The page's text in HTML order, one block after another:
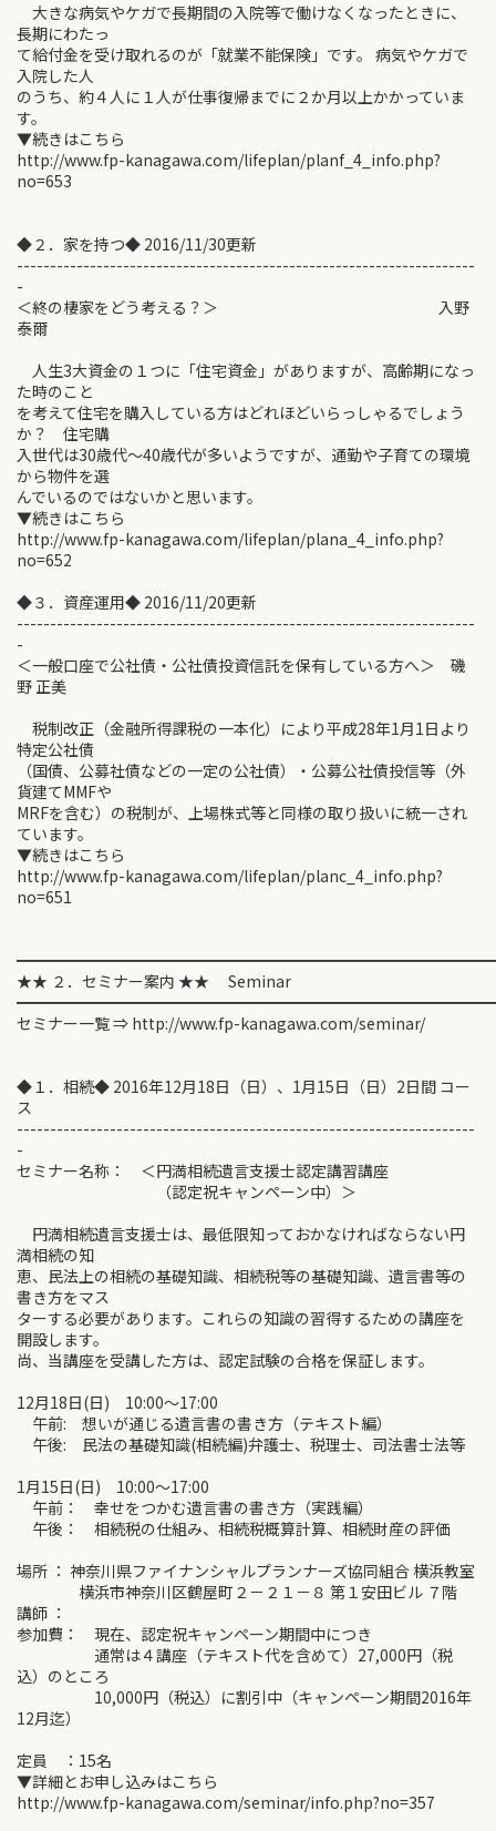
大きな病気やケガで長期間の入院等で働けなくなったときに、
長期にわたっ
て給付金を受け取れるのが「就業不能保険」です。 病気やケガで
入院した人
のうち、約４人に１人が仕事復帰までに２か月以上かかっていま
す。
▼続きはこちら
http://www.fp-kanagawa.com/lifeplan/planf_4_info.php?
no=653
◆２．家を持つ◆ 2016/11/30更新
---------------------------------------------------------------------
-
＜終の棲家をどう考える？＞ 入野
泰爾
人生3大資金の１つに「住宅資金」がありますが、高齢期になっ
た時のこと
を考えて住宅を購入している方はどれほどいらっしゃるでしょう
か？ 住宅購
入世代は30歳代～40歳代が多いようですが、通勤や子育ての環境
から物件を選
んでいるのではないかと思います。
▼続きはこちら
http://www.fp-kanagawa.com/lifeplan/plana_4_info.php?
no=652
◆３．資産運用◆ 2016/11/20更新
---------------------------------------------------------------------
-
＜一般口座で公社債・公社債投資信託を保有している方へ＞ 磯
野 正美
税制改正（金融所得課税の一本化）により平成28年1月1日より
特定公社債
（国債、公募社債などの一定の公社債）・公募公社債投信等（外
貨建てMMFや
MRFを含む）の税制が、上場株式等と同様の取り扱いに統一され
ています。
▼続きはこちら
http://www.fp-kanagawa.com/lifeplan/planc_4_info.php?
no=651
★★ ２．セミナー案内 ★★ Seminar
セミナー一覧 ⇒ http://www.fp-kanagawa.com/seminar/
◆１．相続◆ 2016年12月18日（日）、1月15日（日）2日間 コー
ス
---------------------------------------------------------------------
-
セミナー名称： ＜円満相続遺言支援士認定講習講座
（認定祝キャンペーン中）＞
円満相続遺言支援士は、最低限知っておかなければならない円
満相続の知
恵、民法上の相続の基礎知識、相続税等の基礎知識、遺言書等の
書き方をマス
ターする必要があります。これらの知識の習得するための講座を
開設します。
尚、当講座を受講した方は、認定試験の合格を保証します。
12月18日(日) 10:00～17:00
午前: 想いが通じる遺言書の書き方（テキスト編）
午後: 民法の基礎知識(相続編)弁護士、税理士、司法書士法等
1月15日(日) 10:00～17:00
午前： 幸せをつかむ遺言書の書き方（実践編）
午後： 相続税の仕組み、相続税概算計算、相続財産の評価
場所 ： 神奈川県ファイナンシャルプランナーズ協同組合 横浜教室
横浜市神奈川区鶴屋町２－２１－８ 第１安田ビル ７階
講師 ：
参加費： 現在、認定祝キャンペーン期間中につき
通常は４講座（テキスト代を含めて）27,000円（税
込）のところ
10,000円（税込）に割引中（キャンペーン期間2016年
12月迄）
定員 ：15名
▼詳細とお申し込みはこちら
http://www.fp-kanagawa.com/seminar/info.php?no=357